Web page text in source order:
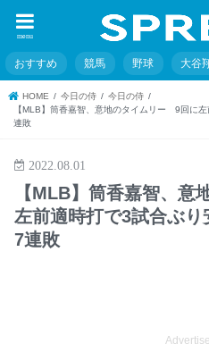
menu
おすすめ 競馬 野球 大谷
HOME 今日の侍
今日の侍
【MLB】筒香嘉智、意地のタイムリー 9回に
連敗
2022.08.01
【MLB】筒香嘉智、
左前適時打で3試合ぶ
7連敗